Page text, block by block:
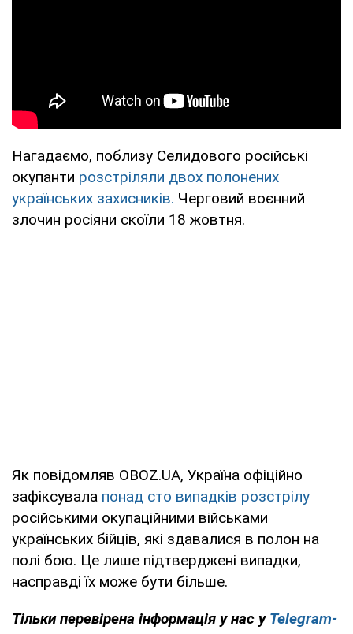
Нагадаємо, поблизу Селидового російські
окупанти розстріляли двох полонених
українських захисників. Черговий воєнний
злочин росіяни скоїли 18 жовтня.
Як повідомляв OBOZ.UA, Україна офіційно
зафіксувала понад сто випадків розстрілу
російськими окупаційними військами
українських бійців, які здавалися в полон на
полі бою. Це лише підтверджені випадки,
насправді їх може бути більше.
Тільки перевірена інформація у нас у Telegram-